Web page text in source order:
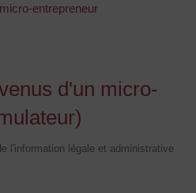
entrepreneur
d'un micro-
l'information légale et administrative